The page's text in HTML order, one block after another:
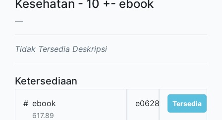
Kesehatan - 10 +- ebook
Tidak Tersedia Deskripsi
Ketersediaan
# ebook
617.89
e0628 Tersedia